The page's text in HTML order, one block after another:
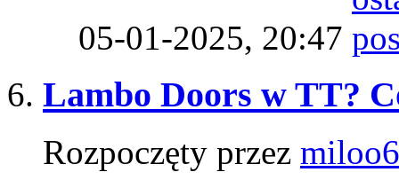
05-01-2025, 20:47
Lambo Doors w TT?
Rozpoczęty przez